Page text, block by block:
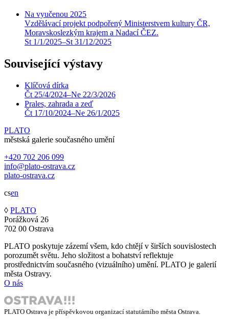
Na vyučenou 2025
Vzdělávací projekt podpořený Ministerstvem kultury ČR,
Moravskoslezkým krajem a Nadací ČEZ.
St 1/1/2025–St 31/12/2025
Související výstavy
Klíčová dírka
Čt 25/4/2024–Ne 22/3/2026
Prales, zahrada a zeď
Čt 17/10/2024–Ne 26/1/2025
PLATO
městská galerie současného umění
+420 702 206 099
info@plato-ostrava.cz
plato-ostrava.cz
csen
◊ PLATO
Porážková 26
702 00 Ostrava
PLATO poskytuje zázemí všem, kdo chtějí v širších souvislostech
porozumět světu. Jeho složitost a bohatství reflektuje
prostřednictvím současného (vizuálního) umění. PLATO je galerií
města Ostravy.
O nás
PLATO Ostrava je příspěvkovou organizací statutárního města Ostrava.